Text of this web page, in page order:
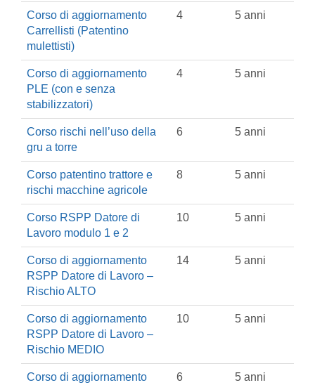
Corso di aggiornamento
Carrellisti (Patentino
mulettisti)
4 5 anni
Corso di aggiornamento
PLE (con e senza
stabilizzatori)
4 5 anni
Corso rischi nell’uso della
gru a torre
6 5 anni
Corso patentino trattore e
rischi macchine agricole
8 5 anni
Corso RSPP Datore di
Lavoro modulo 1 e 2
10 5 anni
Corso di aggiornamento
RSPP Datore di Lavoro –
Rischio ALTO
14 5 anni
Corso di aggiornamento
RSPP Datore di Lavoro –
Rischio MEDIO
10 5 anni
Corso di aggiornamento
6 5 anni